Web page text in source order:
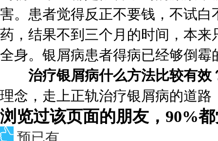
害。患者觉得反正不要钱，不试
药，结果不到三个月的时间，本
全身。银屑病患者得病已经够倒
治疗银屑病什么方法比较有效
理念，走上正轨治疗银屑病的道路
浏览过该页面的朋友，90%
预已有